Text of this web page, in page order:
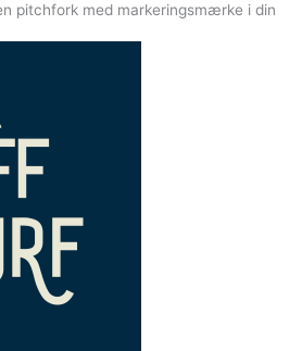
pitchfork med markeringsmærke i din